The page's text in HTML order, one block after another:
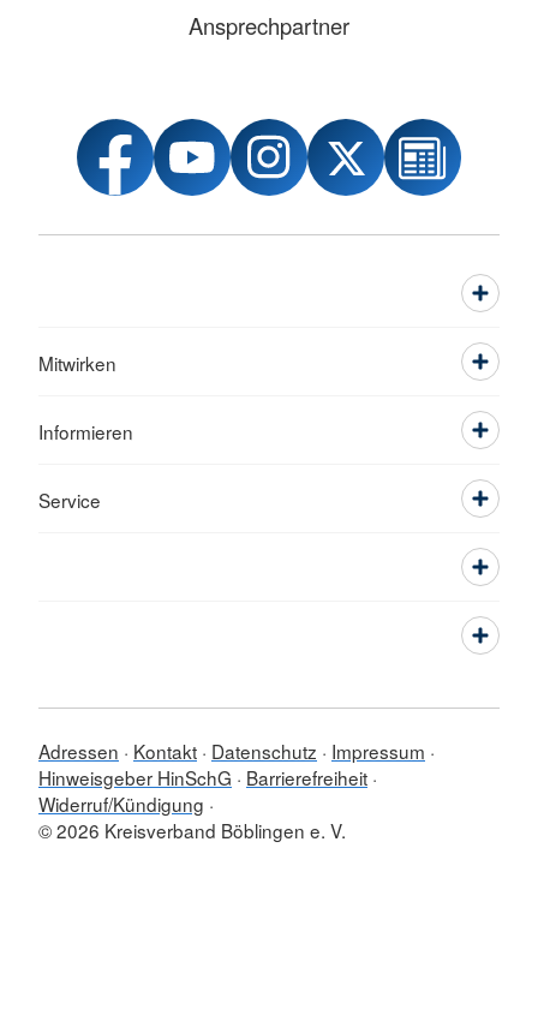
Ansprechpartner
Mitwirken
Informieren
Service
Adressen Kontakt Datenschutz
Impressum
Hinweisgeber HinSchG
Barrierefreiheit
Widerruf/Kündigung
© 2026 Kreisverband Böblingen e. V.